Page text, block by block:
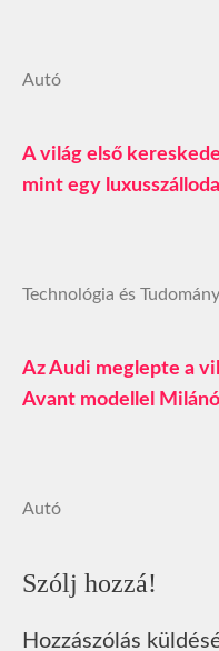
Autó
A világ első
mint egy
Technológia és Tudomány
Az Audi meglepte a
Avant modellel
Autó
Szólj hozzá!
Hozzászólás